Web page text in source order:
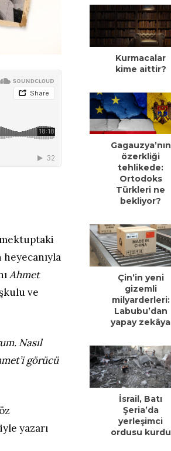
mektuptaki
Ahmet
ve
Nasıl
görücü
yazarı
Kurmacalar
kime aittir?
Gagauzya’nın
özerkliği
tehlikede:
Ortodoks
Türkleri ne
bekliyor?
Çin’in yeni
gizemli
milyarderleri:
Labubu’dan
yapay zekâya
İsrail, Batı
Şeria’da
yerleşimci
ordusu kurdu